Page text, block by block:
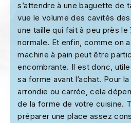
s’attendre à une baguette de
vue le volume des cavités des
une taille qui fait à peu près le
normale. Et enfin, comme on
machine à pain peut être
encombrante. Il est donc,
sa forme avant l’achat. Pour
arrondie ou carrée, cela
de la forme de votre cuisine.
préparer une place assez